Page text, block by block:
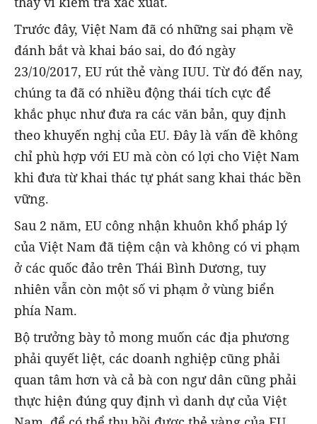
Trước đây, Việt Nam đã có những sai phạm về
đánh bắt và khai báo sai, do đó ngày
23/10/2017, EU rút thẻ vàng IUU. Từ đó đến nay,
chúng ta đã có nhiều động thái tích cực để
khắc phục như đưa ra các văn bản, quy định
theo khuyến nghị của EU. Đây là vấn đề không
chỉ phù hợp với EU mà còn có lợi cho Việt Nam
khi đưa từ khai thác tự phát sang khai thác bền
vững.
Sau 2 năm, EU công nhận khuôn khổ pháp lý
của Việt Nam đã tiệm cận và không có vi phạm
ở các quốc đảo trên Thái Bình Dương, tuy
nhiên vẫn còn một số vi phạm ở vùng biển
phía Nam.
Bộ trưởng bày tỏ mong muốn các địa phương
phải quyết liệt, các doanh nghiệp cũng phải
quan tâm hơn và cả bà con ngư dân cũng phải
thực hiện đúng quy định vì danh dự của Việt